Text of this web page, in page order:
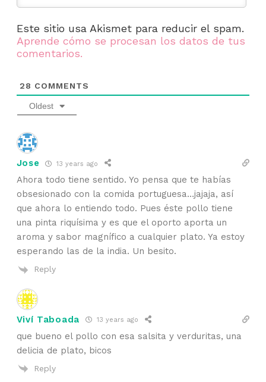
Este sitio usa Akismet para reducir el spam.
Aprende cómo se procesan los datos de tus
comentarios.
28 COMMENTS
Oldest
Jose 13 years ago
Ahora todo tiene sentido. Yo pensa que te habías
obsesionado con la comida portuguesa…jajaja, así
que ahora lo entiendo todo. Pues éste pollo tiene
una pinta riquísima y es que el oporto aporta un
aroma y sabor magnífico a cualquier plato. Ya estoy
esperando las de la india. Un besito.
Reply
Viví Taboada 13 years ago
que bueno el pollo con esa salsita y verduritas, una
delicia de plato, bicos
Reply